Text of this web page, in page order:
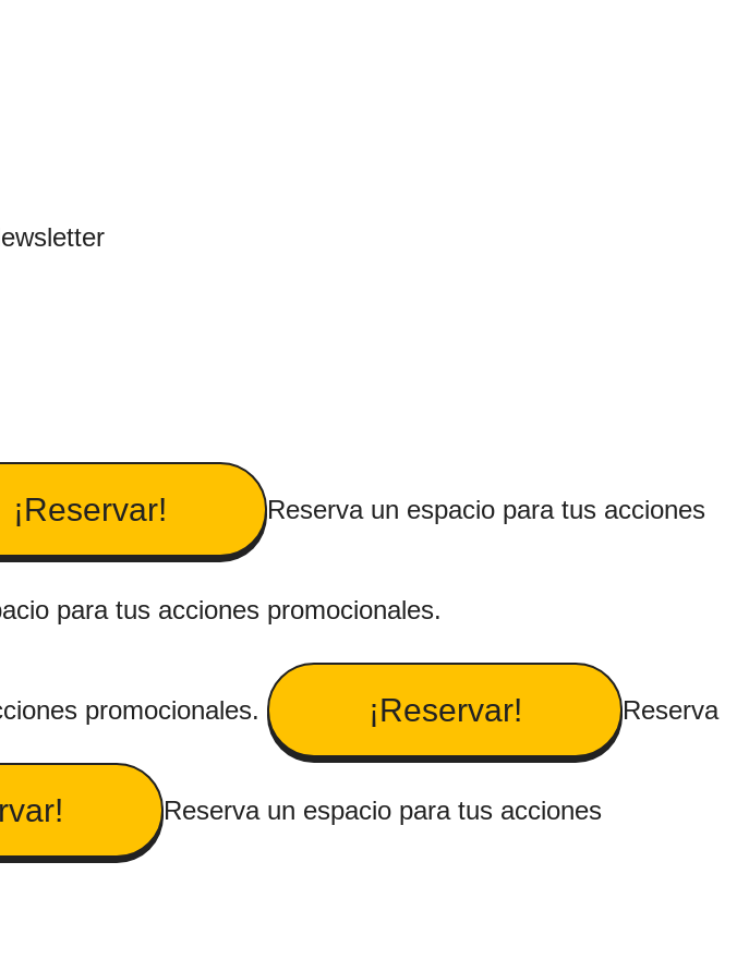
¡Reservar! Reserva un espacio para tus acciones
para tus acciones promocionales.
promocionales. ¡Reservar! Reserva
Reserva un espacio para tus acciones